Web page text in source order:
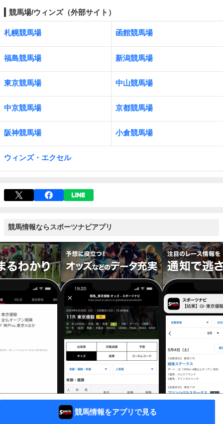
競馬場/ウィンズ（外部サイト）
札幌競馬場 函館競馬場
福島競馬場 新潟競馬場
東京競馬場 中山競馬場
中京競馬場 京都競馬場
阪神競馬場 小倉競馬場
ウィンズ・エクセル
競馬情報ならスポーツナビアプリ
競馬情報をアプリで見る